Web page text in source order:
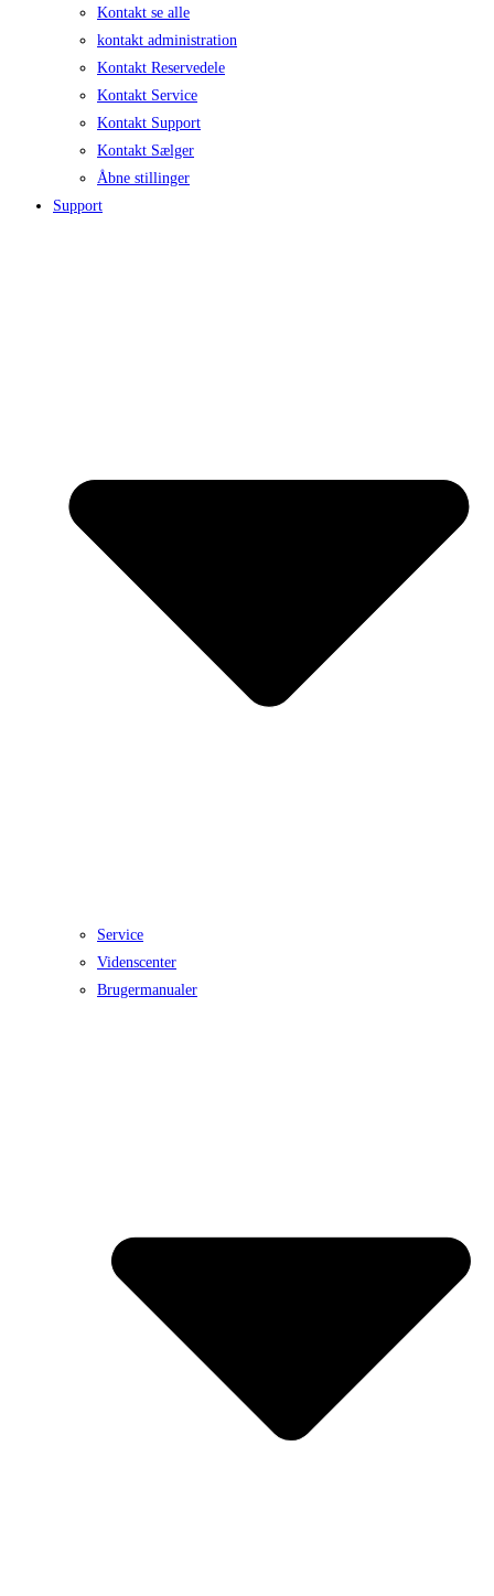
Kontakt se alle
kontakt administration
Kontakt Reservedele
Kontakt Service
Kontakt Support
Kontakt Sælger
Åbne stillinger
Support
Service
Videnscenter
Brugermanualer